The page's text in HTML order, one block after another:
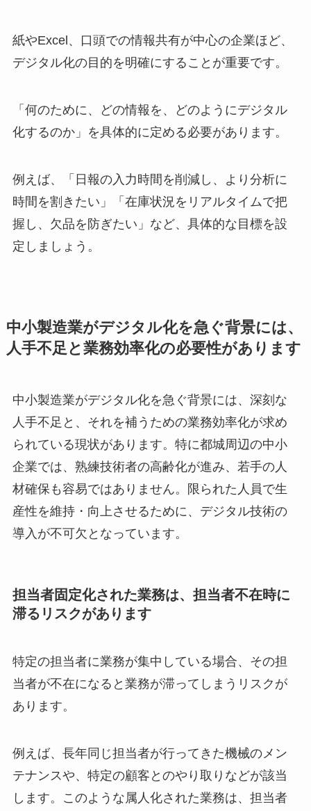
紙やExcel、口頭での情報共有が中心の企業ほど、
デジタル化の目的を明確にすることが重要です。
「何のために、どの情報を、どのようにデジタル
化するのか」を具体的に定める必要があります。
例えば、「日報の入力時間を削減し、より分析に
時間を割きたい」「在庫状況をリアルタイムで把
握し、欠品を防ぎたい」など、具体的な目標を設
定しましょう。
中小製造業がデジタル化を急ぐ背景には、
人手不足と業務効率化の必要性があります
中小製造業がデジタル化を急ぐ背景には、深刻な
人手不足と、それを補うための業務効率化が求め
られている現状があります。特に都城周辺の中小
企業では、熟練技術者の高齢化が進み、若手の人
材確保も容易ではありません。限られた人員で生
産性を維持・向上させるために、デジタル技術の
導入が不可欠となっています。
担当者固定化された業務は、担当者不在時に
滞るリスクがあります
特定の担当者に業務が集中している場合、その担
当者が不在になると業務が滞ってしまうリスクが
あります。
例えば、長年同じ担当者が行ってきた機械のメン
テナンスや、特定の顧客とのやり取りなどが該当
します。このような属人化された業務は、担当者